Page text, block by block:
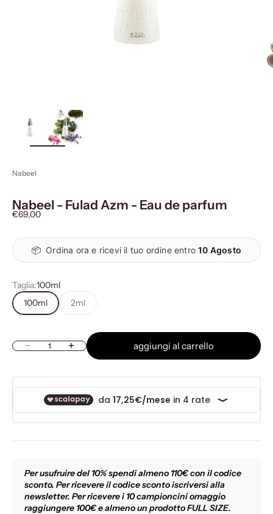
ingrandisci
immagine
Nabeel
Nabeel - Fulad Azm - Eau de parfum
Prezzo scontato
€69,00
📦 Ordina ora e ricevi il tuo ordine entro10 Agosto
Taglia:100ml
100ml
2ml
Diminuisci quantitàAumenta quantità aggiungi al carrello
Per usufruire del 10% spendi almeno 110€ con il codice
sconto. Per ricevere il codice sconto iscriversi alla
newsletter. Per ricevere i 10 campioncini omaggio
raggiungere 100€ e almeno un prodotto FULL SIZE.